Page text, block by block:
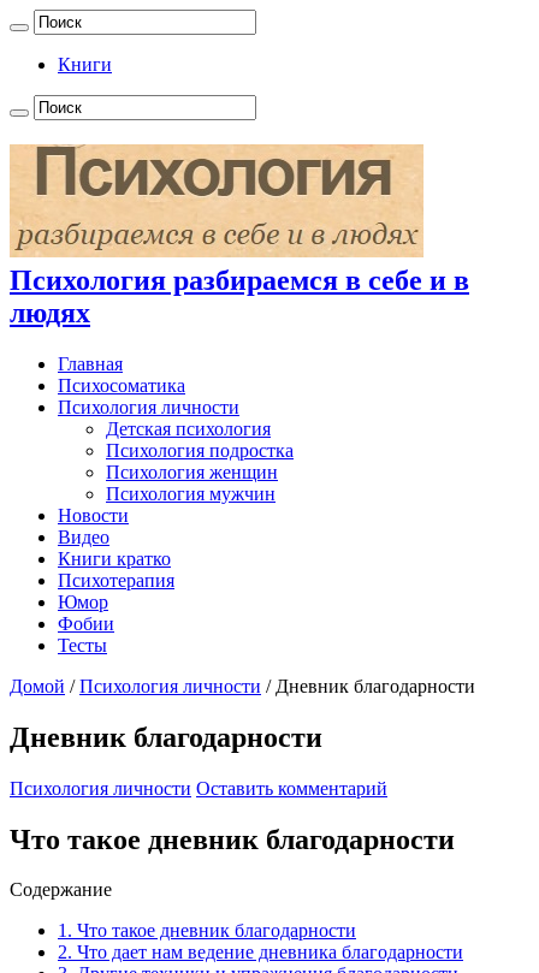
Книги
Психология разбираемся в себе и в
людях
Главная
Психосоматика
Психология личности
Детская психология
Психология подростка
Психология женщин
Психология мужчин
Новости
Видео
Книги кратко
Психотерапия
Юмор
Фобии
Тесты
Домой / Психология личности / Дневник благодарности
Дневник благодарности
Психология личности Оставить комментарий
Что такое дневник благодарности
Содержание
1. Что такое дневник благодарности
2. Что дает нам ведение дневника благодарности